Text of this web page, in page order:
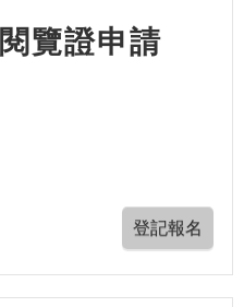
覽證申請